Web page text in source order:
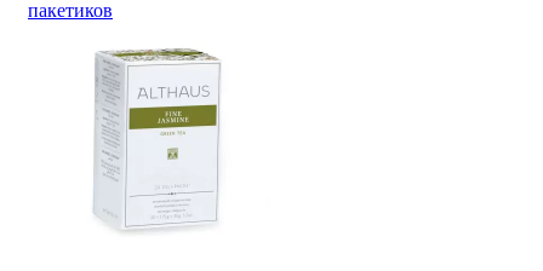
пакетиков